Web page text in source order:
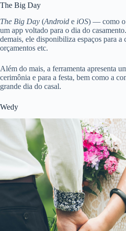
The Big Day
The Big Day (Android e iOS) — como o
um app voltado para o dia do
demais, ele disponibiliza espaços para
orçamentos etc.
Além do mais, a ferramenta apresenta
cerimônia e para a festa, bem como a
grande dia do casal.
Wedy